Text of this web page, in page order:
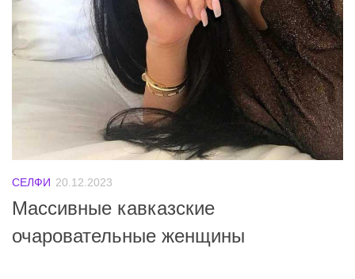
СЕЛФИ 20.12.2023
Массивные кавказские
очаровательные женщины